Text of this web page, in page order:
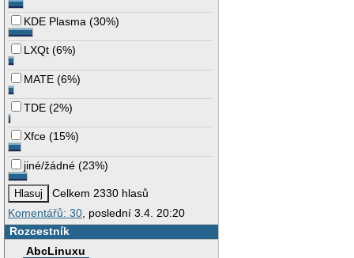
KDE Plasma (30%)
LXQt (6%)
MATE (6%)
TDE (2%)
Xfce (15%)
jiné/žádné (23%)
Celkem 2330 hlasů
Komentářů: 30, poslední 3.4. 20:20
Rozcestník
AbcLinuxu